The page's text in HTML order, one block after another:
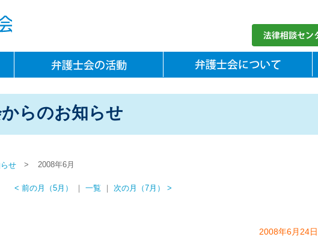
らのお知らせ
せ> 2008年6月
< 前の月（5月） 一覧 次の月（7月） >
2008年6月24日